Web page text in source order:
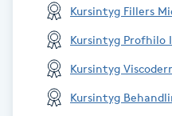
Nagelförlängning gelé
Nagelförlängning glasfiber
Kursintyg Fillers
Kursintyg Profhilo
Kursintyg
Kursintyg